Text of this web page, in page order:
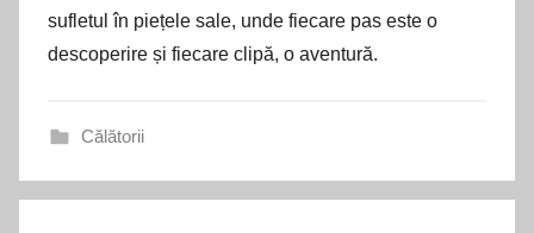
sufletul în piețele sale, unde fiecare pas este o
descoperire și fiecare clipă, o aventură.
Călătorii